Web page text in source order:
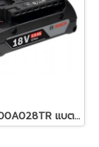
Bosch - 1600A028TR แบตเตอรี่ LI-ION GBA 18V 2.0AH